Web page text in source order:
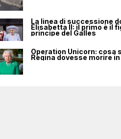
La linea di successione
Elisabetta II: il primo è il
principe del Galles
Operation Unicorn: cosa
Regina dovesse morire